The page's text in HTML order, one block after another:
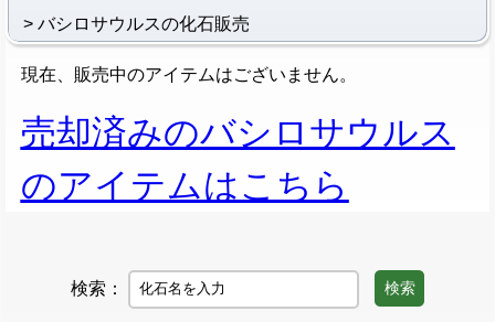
バシロサウルスの化石販売
現在、販売中のアイテムはございません。
売却済みのバシロサウルス
のアイテムはこちら
検索： 検索